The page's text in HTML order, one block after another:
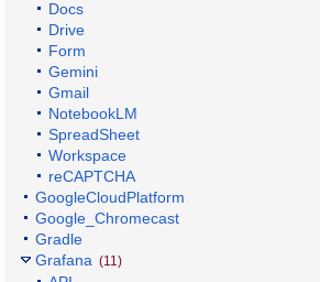
Docs
Drive
Form
Gemini
Gmail
NotebookLM
SpreadSheet
Workspace
reCAPTCHA
GoogleCloudPlatform
Google_Chromecast
Gradle
Grafana (11)